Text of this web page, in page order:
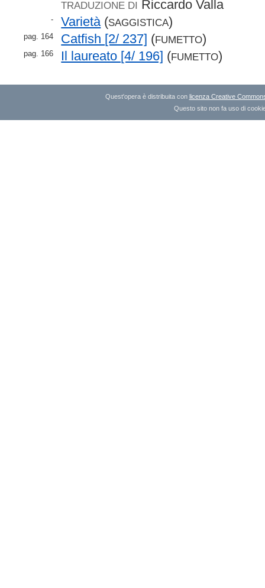
TRADUZIONE DI Riccardo Valla
- Varietà (SAGGISTICA)
pag. 164 Catfish [2/ 237] (FUMETTO)
pag. 166 Il laureato [4/ 196] (FUMETTO)
Quest'opera è distribuita con licenza Creative
Questo sito non fa uso di